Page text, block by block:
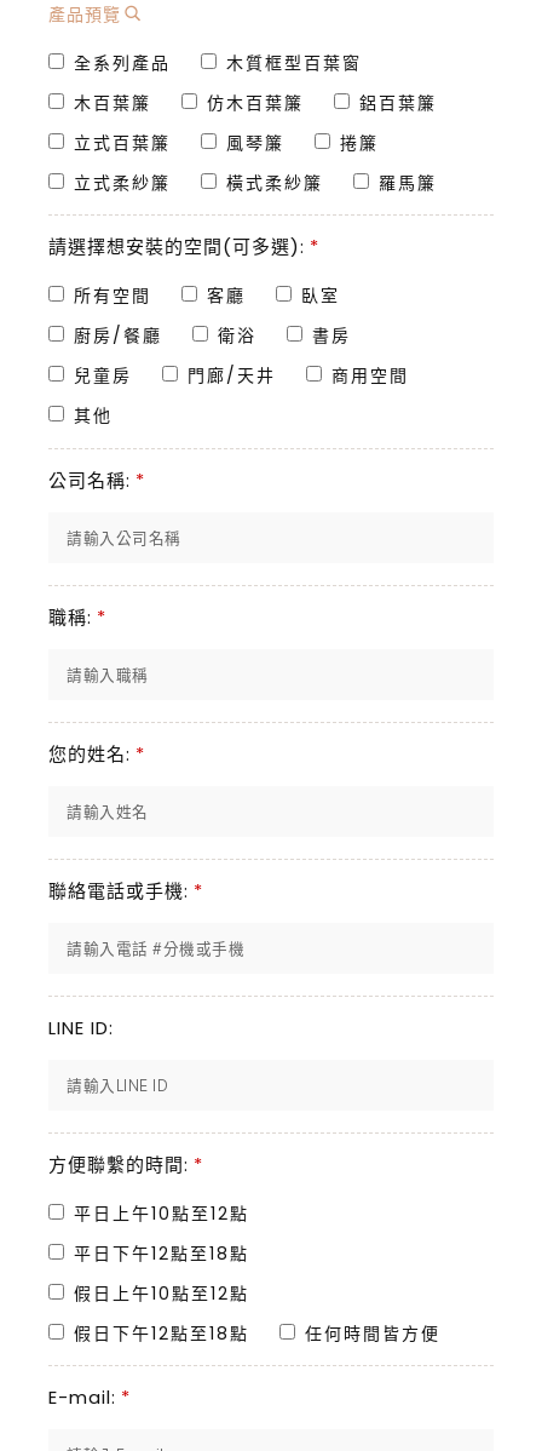
產品預覽
全系列產品
木質框型百葉窗
木百葉簾
仿木百葉簾
鋁百葉簾
立式百葉簾
風琴簾
捲簾
立式柔紗簾
橫式柔紗簾 羅馬簾
請選擇想安裝的空間(可多選): *
所有空間 客廳
臥室
廚房/餐廳
衛浴
書房
兒童房
門廊/天井
商用空間
其他
公司名稱: *
職稱: *
您的姓名: *
聯絡電話或手機: *
LINE ID:
方便聯繫的時間: *
平日上午10點至12點
平日下午12點至18點
假日上午10點至12點
假日下午12點至18點
任何時間皆方便
E-mail: *